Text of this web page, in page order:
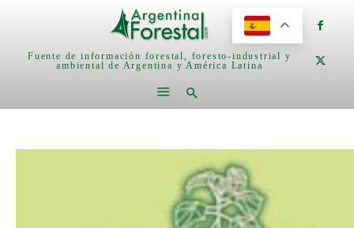
Fuente de información forestal, foresto-industrial y
ambiental de Argentina y América Latina